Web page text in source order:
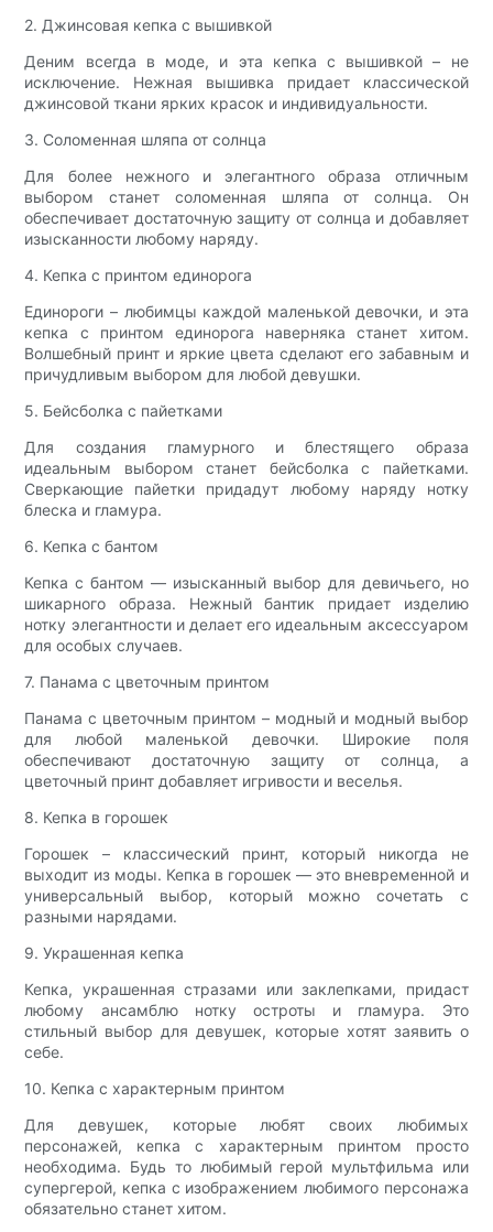
2. Джинсовая кепка с вышивкой
Деним всегда в моде, и эта кепка с вышивкой – не
исключение. Нежная вышивка придает классической
джинсовой ткани ярких красок и индивидуальности.
3. Соломенная шляпа от солнца
Для более нежного и элегантного образа отличным
выбором станет соломенная шляпа от солнца. Он
обеспечивает достаточную защиту от солнца и добавляет
изысканности любому наряду.
4. Кепка с принтом единорога
Единороги – любимцы каждой маленькой девочки, и эта
кепка с принтом единорога наверняка станет хитом.
Волшебный принт и яркие цвета сделают его забавным и
причудливым выбором для любой девушки.
5. Бейсболка с пайетками
Для создания гламурного и блестящего образа
идеальным выбором станет бейсболка с пайетками.
Сверкающие пайетки придадут любому наряду нотку
блеска и гламура.
6. Кепка с бантом
Кепка с бантом — изысканный выбор для девичьего, но
шикарного образа. Нежный бантик придает изделию
нотку элегантности и делает его идеальным аксессуаром
для особых случаев.
7. Панама с цветочным принтом
Панама с цветочным принтом – модный и модный выбор
для любой маленькой девочки. Широкие поля
обеспечивают достаточную защиту от солнца, а
цветочный принт добавляет игривости и веселья.
8. Кепка в горошек
Горошек – классический принт, который никогда не
выходит из моды. Кепка в горошек — это вневременной и
универсальный выбор, который можно сочетать с
разными нарядами.
9. Украшенная кепка
Кепка, украшенная стразами или заклепками, придаст
любому ансамблю нотку остроты и гламура. Это
стильный выбор для девушек, которые хотят заявить о
себе.
10. Кепка с характерным принтом
Для девушек, которые любят своих любимых
персонажей, кепка с характерным принтом просто
необходима. Будь то любимый герой мультфильма или
супергерой, кепка с изображением любимого персонажа
обязательно станет хитом.